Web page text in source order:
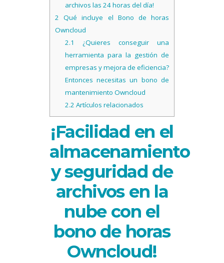
archivos las 24 horas del día!
2 Qué incluye el Bono de horas
Owncloud
2.1
¿Quieres conseguir una
herramienta para la gestión de
empresas y mejora de eficiencia?
Entonces necesitas un bono de
mantenimiento Owncloud
2.2 Artículos relacionados
¡Facilidad en el
almacenamiento
y seguridad de
archivos en la
nube con el
bono de horas
Owncloud!